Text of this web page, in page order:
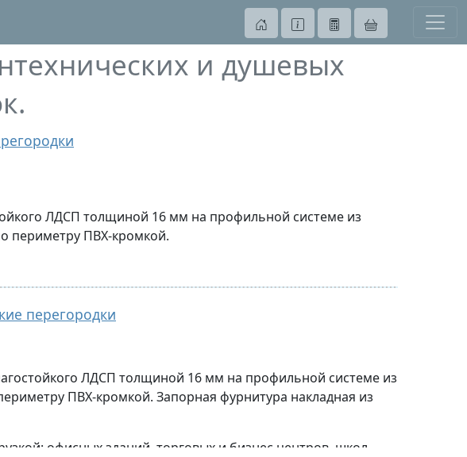
и душевых
ЛДСП толщиной 16 мм на профильной системе из
периметру ПВХ-кромкой.
перегородки
ЛДСП толщиной 16 мм на профильной системе из
ПВХ-кромкой. Запорная фурнитура накладная из
офисных зданий, торговых и бизнес центров, школ,